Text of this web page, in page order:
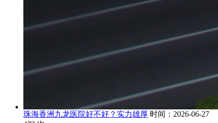
珠海香洲九龙医院好不好？实力雄厚 时间：2026-06-27